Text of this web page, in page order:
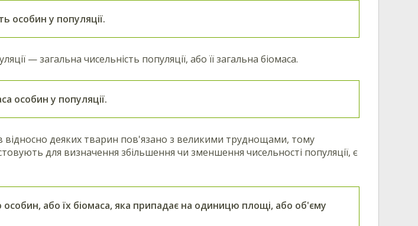
особин у популяції.
— загальна чисельність популяції, або її загальна біомаса.
особин у популяції.
відносно деяких тварин пов'язано з великими труднощами, тому
для визначення збільшення чи зменшення чисельності популяції, є
або їх біомаса, яка припадає на одиницю площі, або об'єму